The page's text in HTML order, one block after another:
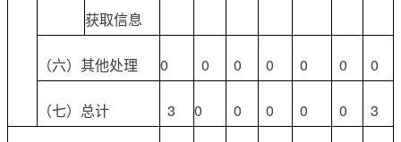
获取信息
（六）其他处理 0 0 0 0 0 0 0
（七）总计 3 0 0 0 0 0 3